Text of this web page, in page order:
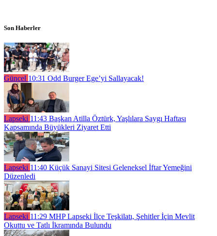
Son Haberler
Güncel 10:31 Odd Burger Ege’yi Sallayacak!
Lapseki 11:43 Başkan Atilla Öztürk, Yaşlılara Saygı Haftası
Kapsamında Büyükleri Ziyaret Etti
Lapseki 11:40 Küçük Sanayi Sitesi Geleneksel İftar Yemeğini
Düzenledi
Lapseki 11:29 MHP Lapseki İlçe Teşkilatı, Şehitler İçin Mevlit
Okuttu ve Tatlı İkramında Bulundu